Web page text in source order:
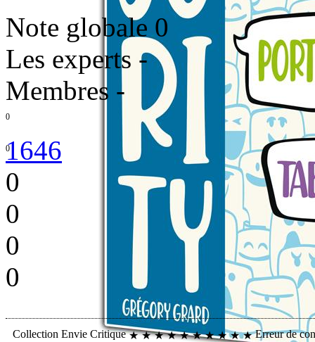
Note globale 0
Les experts -
0
Membres -
0
1646
0
0
0
0
Collection Envie Critique ★ ★ ★ ★ ★ ★ ★ ★ ★ ★ Erreur de